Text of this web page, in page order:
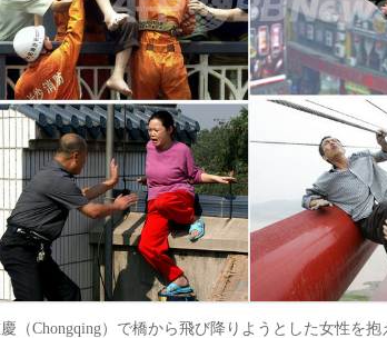
（Chongqing）で橋から飛び降りようとした女性を